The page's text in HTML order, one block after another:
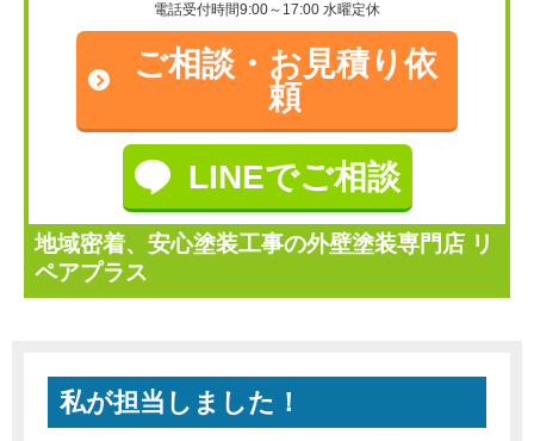
電話受付時間9:00～17:00 水曜定休
ご相談・ お見積り依
頼
LINEでご相談
地域密着、安心塗装工事の外壁塗装専門店 リ
ペアプラス
私が担当しました！